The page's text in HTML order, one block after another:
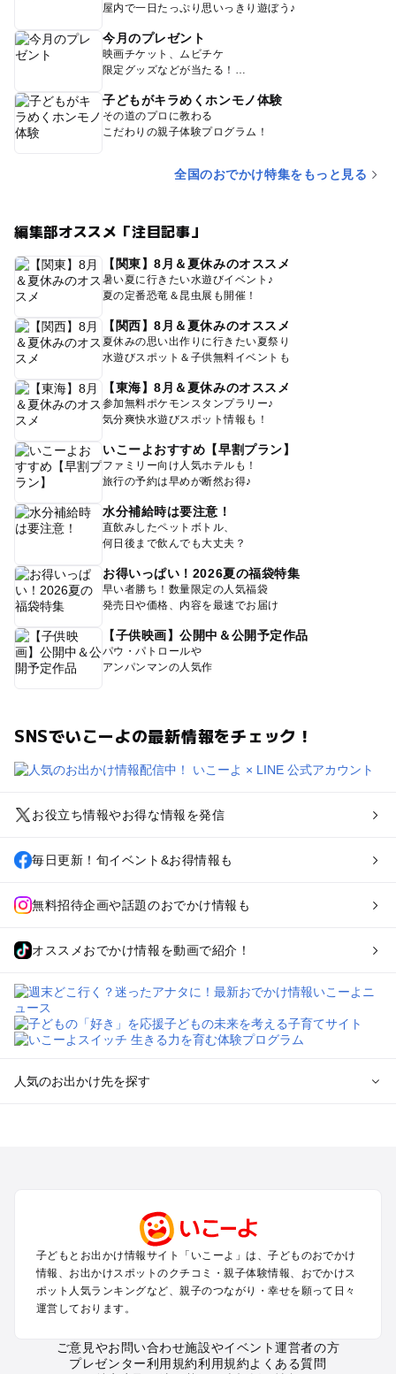
屋内で一日たっぷり思いっきり遊ぼう♪
今月のプレゼント
映画チケット、ムビチケ
限定グッズなどが当たる！
子どもがキラめくホンモノ体験
その道のプロに教わる
こだわりの親子体験プログラム！
全国のおでかけ特集をもっと見る
編集部オススメ「注目記事」
【関東】8月＆夏休みのオススメ
暑い夏に行きたい水遊びイベント♪
夏の定番恐竜＆昆虫展も開催！
【関西】8月＆夏休みのオススメ
夏休みの思い出作りに行きたい夏祭り
水遊びスポット＆子供無料イベントも
【東海】8月＆夏休みのオススメ
参加無料ポケモンスタンプラリー♪
気分爽快水遊びスポット情報も！
いこーよおすすめ【早割プラン】
ファミリー向け人気ホテルも！
旅行の予約は早めが断然お得♪
水分補給時は要注意！
直飲みしたペットボトル、
何日後まで飲んでも大丈夫？
お得いっぱい！2026夏の福袋特集
早い者勝ち！数量限定の人気福袋
発売日や価格、内容を最速でお届け
【子供映画】公開中＆公開予定作品
パウ・パトロールや
アンパンマンの人気作
SNSでいこーよの最新情報をチェック！
お役立ち情報やお得な情報を発信
毎日更新！旬イベント&お得情報も
無料招待企画や話題のおでかけ情報も
オススメおでかけ情報を動画で紹介！
人気のお出かけ先を探す
関西のプールおでかけ
中国･四国のプールおでかけ
九州･沖縄のプールおでかけ
定番お出かけスポット
子どもとお出かけ情報サイト「いこーよ」は、子どものおでかけ
情報、お出かけスポットのクチコミ・親子体験情報、おでかけス
ポット人気ランキングなど、親子のつながり・幸せを願って日々
運営しております。
ご意見やお問い合わせ施設やイベント運営者の方
プレゼンター利用規約利用規約よくある質問